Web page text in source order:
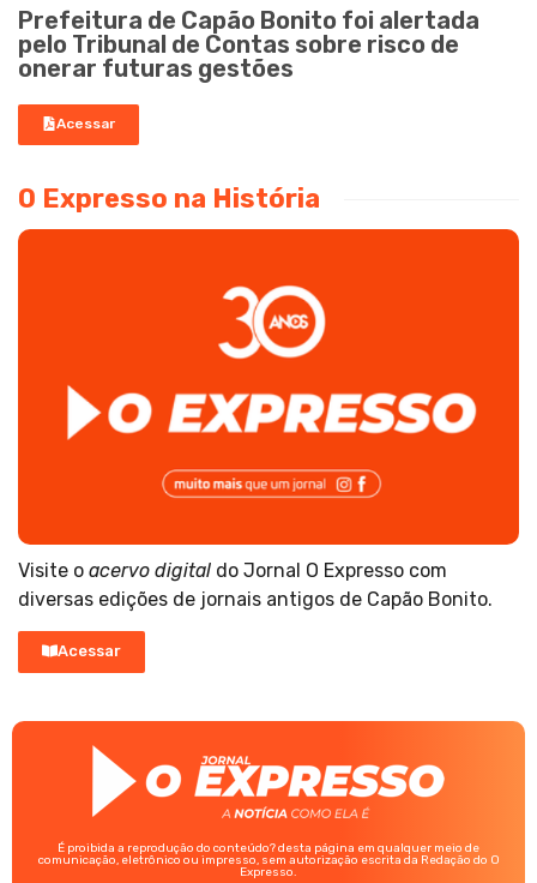
Prefeitura de Capão Bonito foi alertada
pelo Tribunal de Contas sobre risco de
onerar futuras gestões
Acessar
O Expresso na História
Visite o acervo digital do Jornal O Expresso com
diversas edições de jornais antigos de Capão Bonito.
Acessar
É proibida a reprodução do conteúdo? desta página em qualquer meio de
comunicação, eletrônico ou impresso, sem autorização escrita da Redação do O
Expresso.